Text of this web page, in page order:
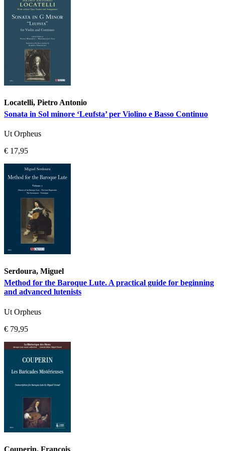
Locatelli, Pietro Antonio
Sonata in Sol minore ‘Leufsta’ per Violino e Basso Continuo
Ut Orpheus
€ 17,95
Serdoura, Miguel
Method for the Baroque Lute. A practical guide for beginning
and advanced lutenists
Ut Orpheus
€ 79,95
Couperin, François